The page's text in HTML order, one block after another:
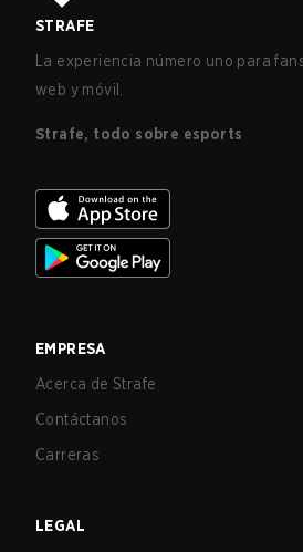
STRAFE
La experiencia número uno para
web y móvil.
Strafe, todo sobre esports
EMPRESA
Acerca de Strafe
Contáctanos
Carreras
LEGAL